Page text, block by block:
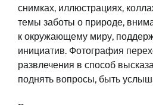
снимках, иллюстрациях,
темы заботы о природе,
к окружающему миру,
инициатив. Фотография
развлечения в способ
поднять вопросы, быть